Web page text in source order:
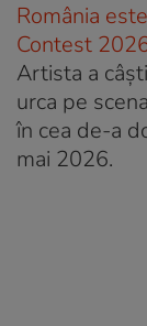
România
Contest
Artista a
urca pe
în cea de-a
mai 2026.